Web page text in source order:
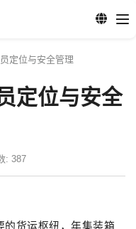
定位与安全管理
定位与安全
: 387
的货运枢纽，年集装箱